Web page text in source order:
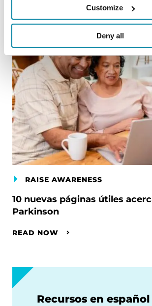
Customize
Deny all
RAISE AWARENESS
10 nuevas páginas útiles
Parkinson
READ NOW
Recursos en español